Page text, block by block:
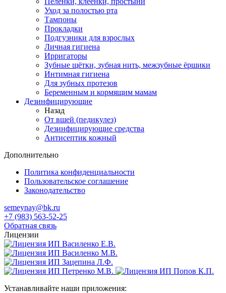
Уход за полостью рта
Тампоны
Прокладки
Подгузники для взрослых
Личная гигиена
Ирригаторы
Зубные щётки, зубная нить, межзубные ёршики
Интимная гигиена
Для зубных протезов
Беременным и кормящим мамам
Дезинфицирующие
Назад
От вшей (педикулез)
Дезинфицирующие средства
Антисептик кожный
Дополнительно
Политика конфиденциальности
Пользовательское соглашение
Законодательство
semeynay@bk.ru
+7 (983) 563-52-25
Обратная связь
Лицензии
Устанавливайте наши приложения: